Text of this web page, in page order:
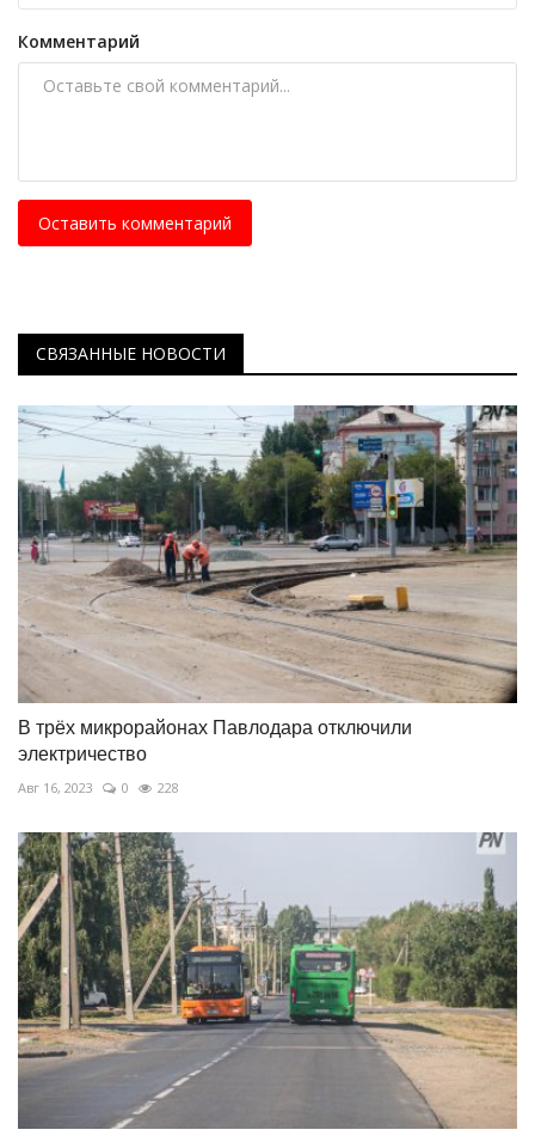
Комментарий
Оставить комментарий
СВЯЗАННЫЕ НОВОСТИ
В трёх микрорайонах Павлодара отключили
электричество
Авг 16, 2023 0 228